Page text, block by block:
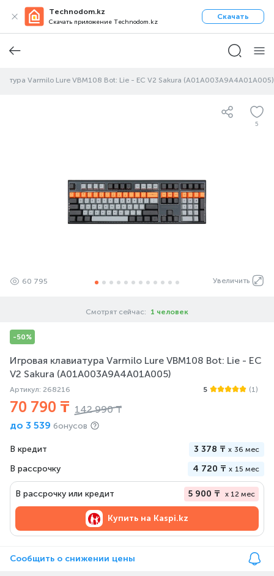
Technodom.kz
Скачать приложение Technodom.kz
Скачать
Varmilo Lure VBM108 Bot: Lie - EC V2 Sakura (A01A003A9A4A01A005)
5
Увеличить
60 795
Смотрят сейчас: 1 человек
-50%
Игровая клавиатура Varmilo Lure VBM108 Bot: Lie - EC
V2 Sakura (A01A003A9A4A01A005)
Артикул: 268216 5 (1)
70 790 ₸ 142 990 ₸
до 3 539 бонусов
В кредит 3 378 ₸ x 36 мес
В рассрочку 4 720 ₸ x 15 мес
В рассрочку или кредит 5 900 ₸ x 12 мес
Купить на Kaspi.kz
Сообщить о снижении цены